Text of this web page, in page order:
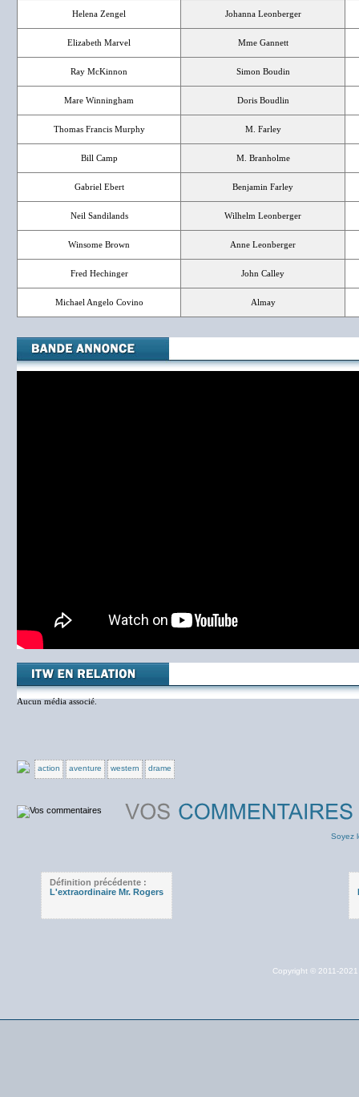
Helena Zengel Johanna Leonberger
Elizabeth Marvel Mme Gannett
Ray McKinnon Simon Boudin
Mare Winningham Doris Boudlin
Thomas Francis Murphy M. Farley
Bill Camp M. Branholme
Gabriel Ebert Benjamin Farley
Neil Sandilands Wilhelm Leonberger
Winsome Brown Anne Leonberger
Fred Hechinger John Calley
Michael Angelo Covino Almay
Aucun média associé.
action aventure western drame
Soyez
Définition précédente :
L'extraordinaire Mr. Rogers
Copyright © 2011-